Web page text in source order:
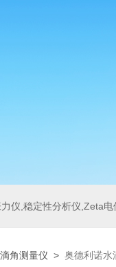
析仪,Zeta电位分析仪,三维形貌
角测量仪 > 奥德利诺水